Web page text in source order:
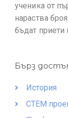
ученика от
нараства
бъдат приети
Бърз
История
СТЕМ